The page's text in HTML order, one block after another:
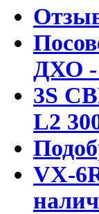
ДХО -
3S
L2
VX-